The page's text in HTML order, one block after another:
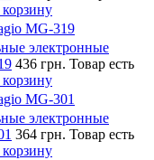
MG-319
электронные
436 грн. Товар есть
MG-301
электронные
364 грн. Товар есть